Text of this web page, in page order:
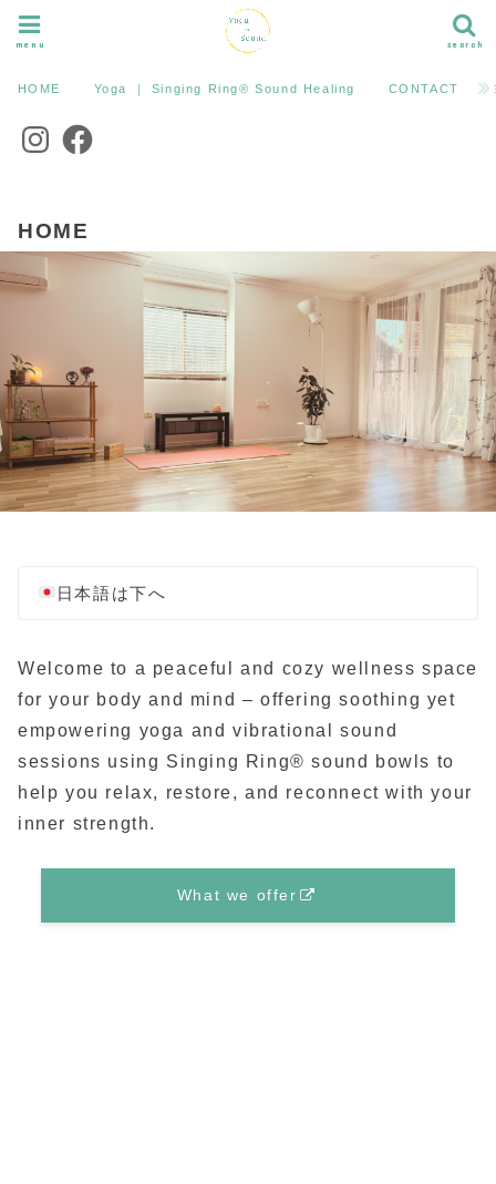
search
menu
HOME Yoga ｜ Singing Ring®︎ Sound Healing CONTACT
InstagramFacebook
HOME
日本語は下へ
Welcome to a peaceful and cozy wellness space
for your body and mind – offering soothing yet
empowering yoga and vibrational sound
sessions using Singing Ring® sound bowls to
help you relax, restore, and reconnect with your
inner strength.
What we offer